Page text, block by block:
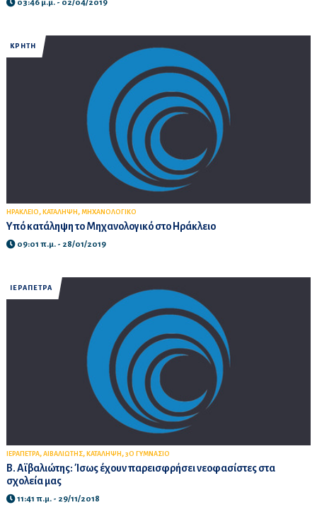
03:46 μ.μ. - 02/04/2019
ΚΡΗΤΗ
ΗΡΑΚΛΕΙΟ, ΚΑΤΑΛΗΨΗ , ΜΗΧΑΝΟΛΟΓΙΚΟ
Υπό κατάληψη το Μηχανολογικό στο Ηράκλειο
09:01 π.μ. - 28/01/2019
ΙΕΡΑΠΕΤΡΑ
ΙΕΡΑΠΕΤΡΑ, ΑΙΒΑΛΙΩΤΗΣ, ΚΑΤΑΛΗΨΗ , 3Ο ΓΥΜΝΑΣΙΟ
Β. Αϊβαλιώτης: Ίσως έχουν παρεισφρήσει νεοφασίστες στα
σχολεία μας
11:41 π.μ. - 29/11/2018